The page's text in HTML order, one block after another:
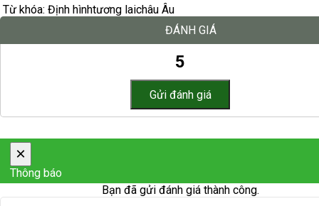
Từ khóa: Định hìnhtương laichâu Âu
ĐÁNH GIÁ
5
×
Thông báo
Bạn đã gửi đánh giá thành công.